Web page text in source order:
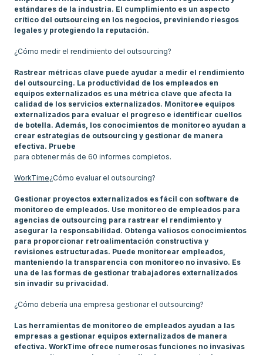
estándares de la industria. El cumplimiento es un aspecto
crítico del outsourcing en los negocios, previniendo riesgos
legales y protegiendo la reputación.
¿Cómo medir el rendimiento del outsourcing?
Rastrear métricas clave puede ayudar a medir el rendimiento
del outsourcing. La productividad de los empleados en
equipos externalizados es una métrica clave que afecta la
calidad de los servicios externalizados. Monitoree equipos
externalizados para evaluar el progreso e identificar cuellos
de botella. Además, los conocimientos de monitoreo ayudan a
crear estrategias de outsourcing y gestionar de manera
efectiva. Pruebe
para obtener más de 60 informes completos.
WorkTime¿Cómo evaluar el outsourcing?
Gestionar proyectos externalizados es fácil con software de
monitoreo de empleados. Use monitoreo de empleados para
agencias de outsourcing para rastrear el rendimiento y
asegurar la responsabilidad. Obtenga valiosos conocimientos
para proporcionar retroalimentación constructiva y
revisiones estructuradas. Puede monitorear empleados,
manteniendo la transparencia con monitoreo no invasivo. Es
una de las formas de gestionar trabajadores externalizados
sin invadir su privacidad.
¿Cómo debería una empresa gestionar el outsourcing?
Las herramientas de monitoreo de empleados ayudan a las
empresas a gestionar equipos externalizados de manera
efectiva. WorkTime ofrece numerosas funciones no invasivas